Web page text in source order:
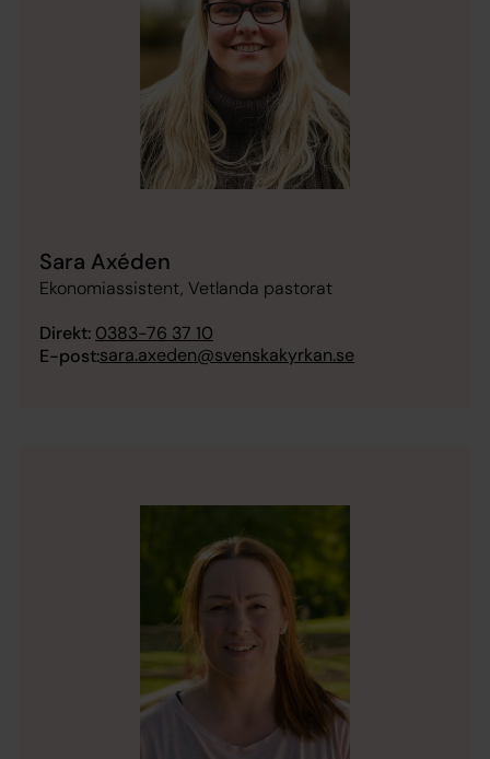
Sara Axéden
Ekonomiassistent, Vetlanda pastorat
Direkt: 0383-76 37 10
E-post:sara.axeden@svenskakyrkan.se